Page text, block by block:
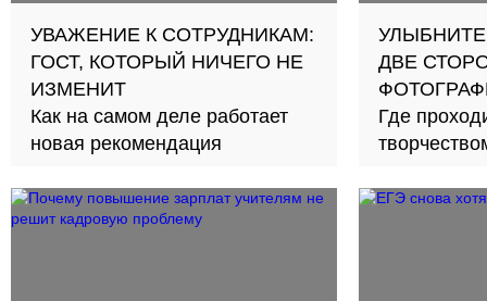
УВАЖЕНИЕ К СОТРУДНИКАМ:
ГОСТ, КОТОРЫЙ НИЧЕГО НЕ
ИЗМЕНИТ
Как на самом деле работает
новая рекомендация
ДВЕ
Где